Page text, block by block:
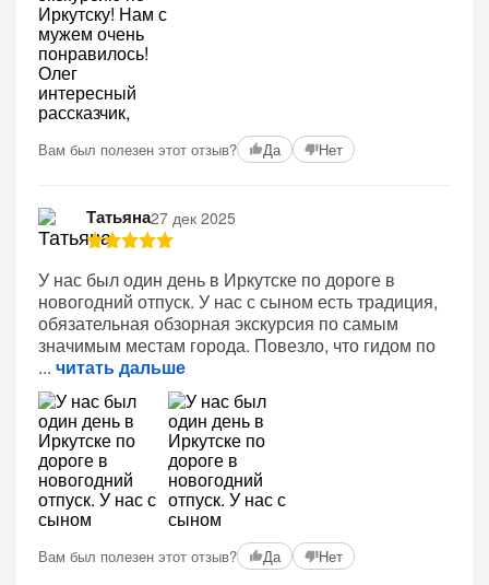
Вам был полезен этот отзыв? Да Нет
Татьяна27 дек 2025
У нас был один день в Иркутске по дороге в
новогодний отпуск. У нас с сыном есть традиция,
обязательная обзорная экскурсия по самым
значимым местам города. Повезло, что гидом по
читать дальше
Вам был полезен этот отзыв? Да Нет